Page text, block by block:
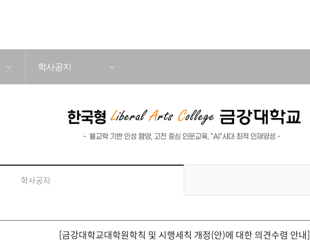
학사공지
학사공지
[금강대학교대학원학칙 및 시행세칙 개정(안)에 대한 의견수렴 안내]